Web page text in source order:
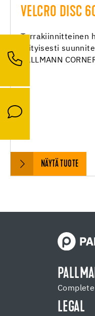
VELCRO DISC
Tarrakiinnitteinen
erityisesti
PALLMANN
NÄYTÄ TUOTE
LEGAL